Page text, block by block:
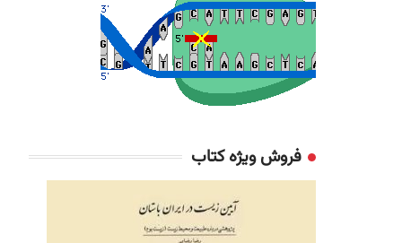
فروش ویژه کتاب